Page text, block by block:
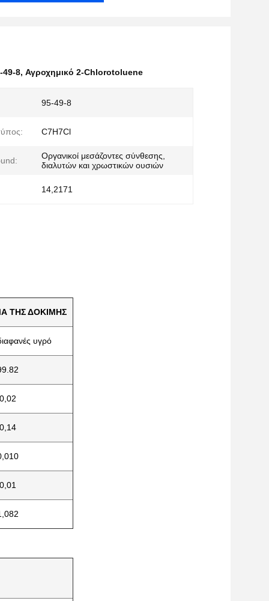
49-8, Αγροχημικό 2-Chlorotoluene
95-49-8
C7H7Cl
Οργανικοί μεσάζοντες σύνθεσης,
διαλυτών και χρωστικών ουσιών
14,2171
ΤΗΣ ΔΟΚΙΜΗΣ
υγρό
0,02
0,14
0,01